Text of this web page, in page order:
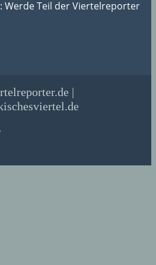
Werde Teil der Viertelreporter
|